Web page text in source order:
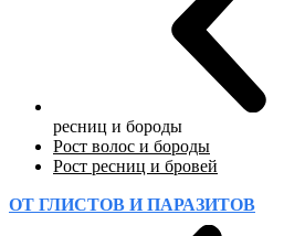
ресниц и бороды
Рост волос и бороды
Рост ресниц и бровей
ОТ ГЛИСТОВ И ПАРАЗИТОВ